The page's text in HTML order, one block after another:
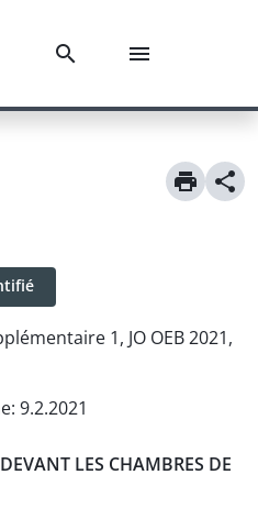
1, JO OEB 2021,
: 9.2.2021
LES CHAMBRES DE